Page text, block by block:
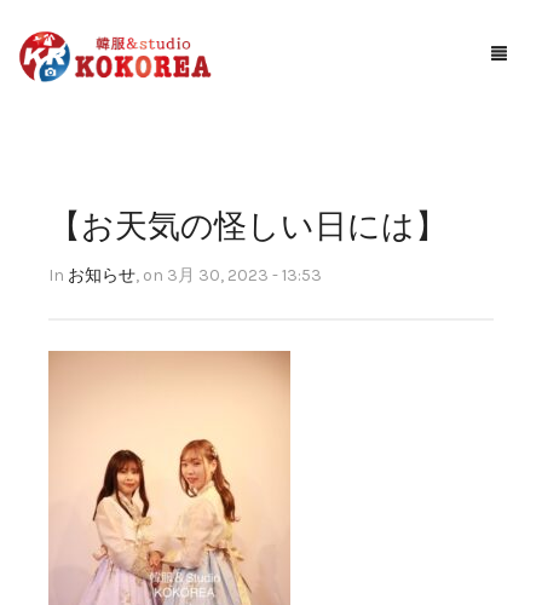
サービス案内
予約する
お問い合わせ
【お天気の怪しい日には】
In お知らせ, on 3月 30, 2023 - 13:53